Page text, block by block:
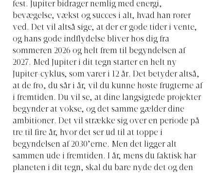
fest. Jupiter bidrager nemlig med energi,
bevægelse, vækst og succes i alt, hvad han rører
ved. Det vil altså sige, at der er gode tider i vente,
og hans gode indflydelse bliver hos dig fra
sommeren 2026 og helt frem til begyndelsen af
2027. Med Jupiter i dit tegn starter en helt ny
Jupiter-cyklus, som varer i 12 år. Det betyder altså,
at de frø, du sår i år, vil du kunne høste frugterne af
i fremtiden. Du vil se, at dine langsigtede projekter
begynder at vokse, og det samme gælder dine
ambitioner. Det vil strække sig over en periode på
tre til fire år, hvor det ser ud til at toppe i
begyndelsen af 2030’erne. Men det ligger alt
sammen ude i fremtiden. I år, mens du faktisk har
planeten i dit tegn, skal du bare nyde det og den